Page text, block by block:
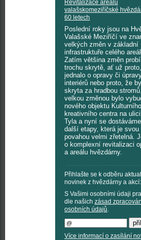
Revitalizace areálu
valašskomeziříčské
60 letech
Poslední roky jsou na
Valašské Meziříčí ve
velkých změn v základní
infrastruktuře celého
Zatím většina změn
trochu skrytě, ať už
jednalo o opravy či
interiérů nebo proto, že
skryta za hradbou
velkou změnou bylo
nového objektu
kreativního centra na
Tyla a nyní se
další etapy, která je svou
povahou velmi zřetelná.
o komplexní revitalizaci
a areálu hvězdárny.
Přihlašte se k odběru
novinek z hvězdárny a akcí:
S Vašimi osobními údaji
dle našich zásad
osobních údajů.
Více informací o zasílání